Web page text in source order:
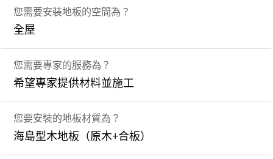
您需要安裝地板的空間為？
全屋
您需要專家的服務為？
希望專家提供材料並施工
您要安裝的地板材質為？
海島型木地板（原木+合板）